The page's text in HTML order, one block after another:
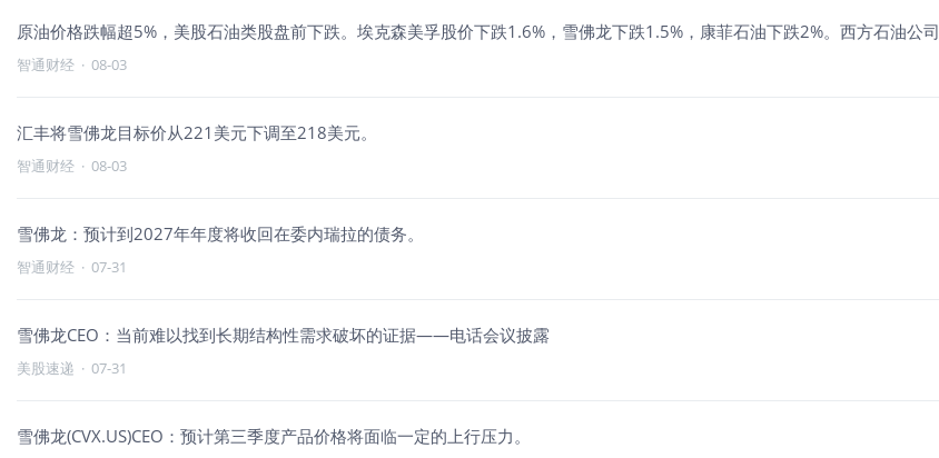
原油价格跌幅超5%，美股石油类股盘前下跌。埃克森美孚股价下跌1.6%，雪佛龙下跌1.5%，康菲石油下跌2%。西方石油公司
智通财经 · 08-03
汇丰将雪佛龙目标价从221美元下调至218美元。
智通财经 · 08-03
雪佛龙：预计到2027年年度将收回在委内瑞拉的债务。
智通财经 · 07-31
雪佛龙CEO：当前难以找到长期结构性需求破坏的证据——电话会议披露
美股速递 · 07-31
雪佛龙(CVX.US)CEO：预计第三季度产品价格将面临一定的上行压力。